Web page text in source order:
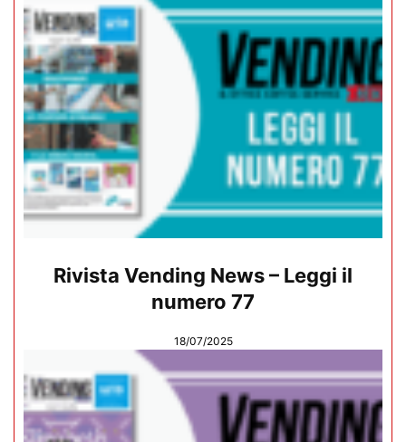
Rivista Vending News – Leggi il
numero 77
18/07/2025